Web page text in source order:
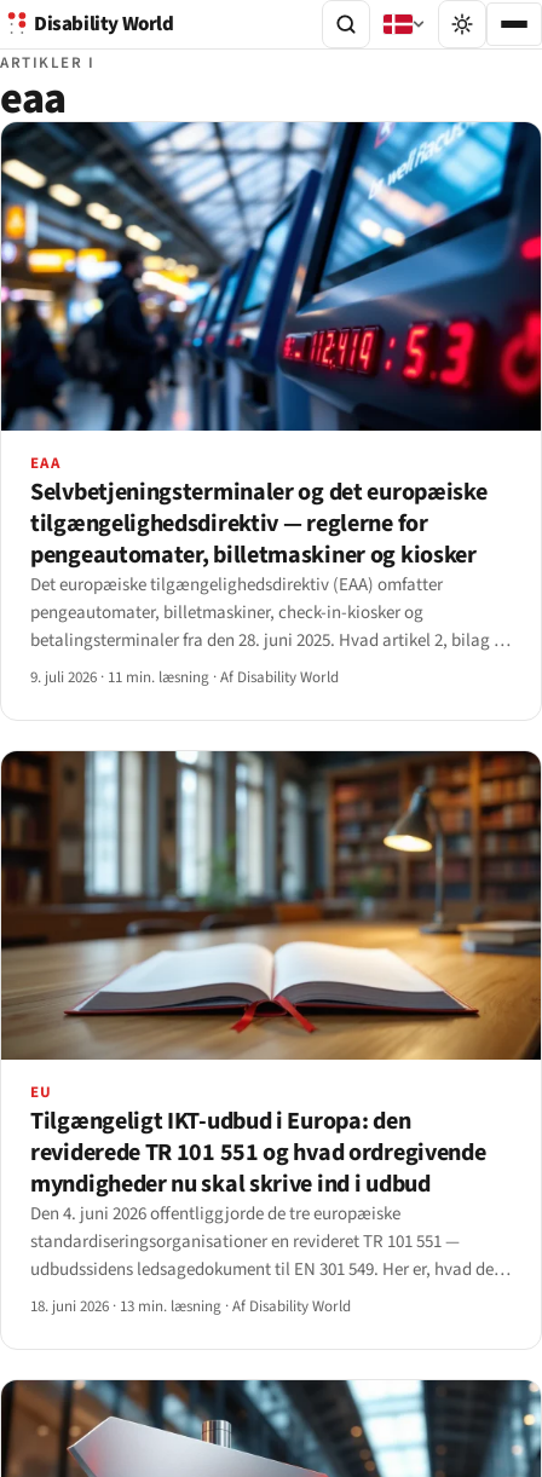
Disability World
ARTIKLER I
eaa
EAA
Selvbetjeningsterminaler og det europæiske
tilgængelighedsdirektiv — reglerne for
pengeautomater, billetmaskiner og kiosker
Det europæiske tilgængelighedsdirektiv (EAA) omfatter
pengeautomater, billetmaskiner, check-in-kiosker og
betalingsterminaler fra den 28. juni 2025. Hvad artikel 2, bilag I
og EN 301 549 reelt kræver — og den 20-årige overgangsklausul,
9. juli 2026 · 11 min. læsning ·Af Disability World
EU
Tilgængeligt IKT-udbud i Europa: den
reviderede TR 101 551 og hvad ordregivende
myndigheder nu skal skrive ind i udbud
Den 4. juni 2026 offentliggjorde de tre europæiske
standardiseringsorganisationer en revideret TR 101 551 —
udbudssidens ledsagedokument til EN 301 549. Her er, hvad det
ændrer for ordregivende myndigheder og de leverandører, der
18. juni 2026 · 13 min. læsning ·Af Disability World